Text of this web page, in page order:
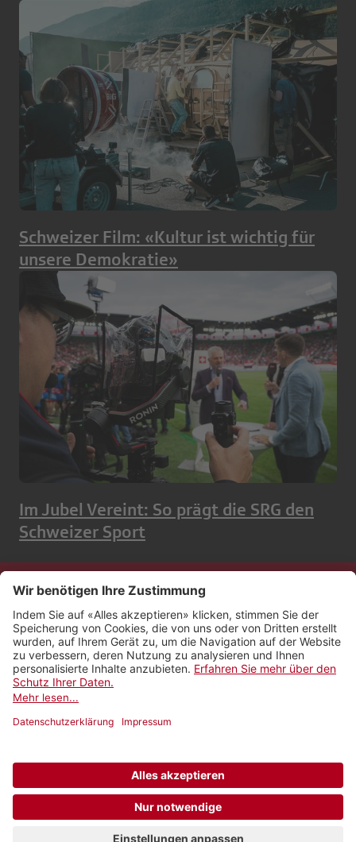
Schweizer Film: «Kultur ist wichtig für
unsere Demokratie»
Im Jubel Vereint: So prägt die SRG den
Schweizer Sport
Kontakt
Impressum
Rechtliches
Netiquette
Newsletter abonnieren